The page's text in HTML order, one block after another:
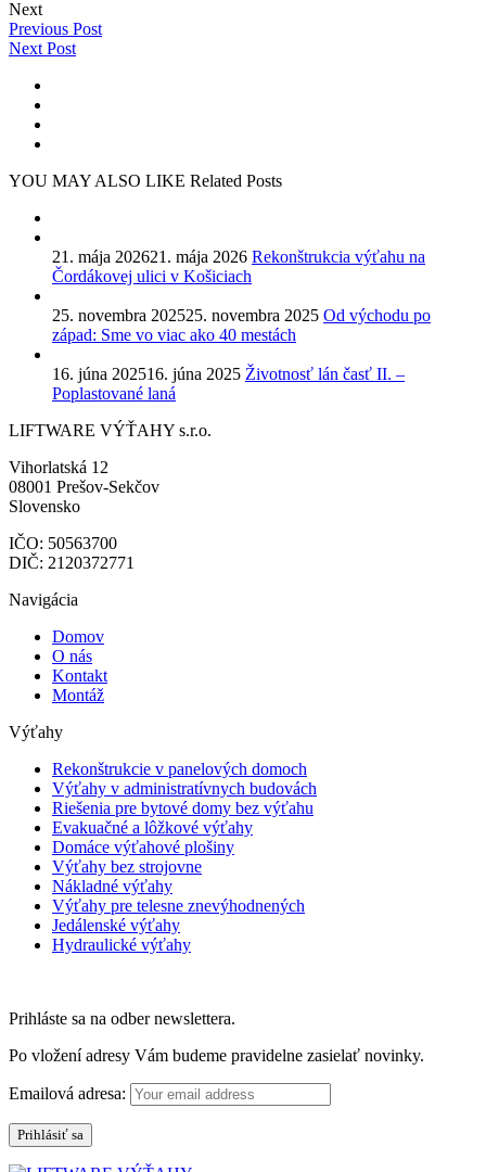
Next
Previous Post
Next Post
YOU MAY ALSO LIKE Related Posts
21. mája 202621. mája 2026 Rekonštrukcia výťahu na
Čordákovej ulici v Košiciach
25. novembra 202525. novembra 2025 Od východu po
západ: Sme vo viac ako 40 mestách
16. júna 202516. júna 2025 Životnosť lán časť II. –
Poplastované laná
LIFTWARE VÝŤAHY s.r.o.
Vihorlatská 12
08001 Prešov-Sekčov
Slovensko
IČO: 50563700
DIČ: 2120372771
Navigácia
Domov
O nás
Kontakt
Montáž
Výťahy
Rekonštrukcie v panelových domoch
Výťahy v administratívnych budovách
Riešenia pre bytové domy bez výťahu
Evakuačné a lôžkové výťahy
Domáce výťahové plošiny
Výťahy bez strojovne
Nákladné výťahy
Výťahy pre telesne znevýhodnených
Jedálenské výťahy
Hydraulické výťahy
Prihláste sa na odber newslettera.
Po vložení adresy Vám budeme pravidelne zasielať novinky.
Emailová adresa: